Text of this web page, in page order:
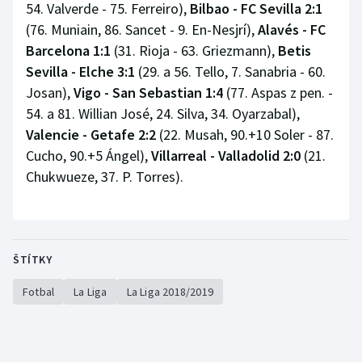
54. Valverde - 75. Ferreiro), Bilbao - FC Sevilla 2:1
(76. Muniain, 86. Sancet - 9. En-Nesjrí),Alavés - FC
Barcelona 1:1 (31. Rioja - 63. Griezmann), Betis
Sevilla - Elche 3:1 (29. a 56. Tello, 7. Sanabria - 60.
Josan),Vigo - San Sebastian 1:4 (77. Aspas z pen. -
54. a 81. Willian José, 24. Silva, 34. Oyarzabal),
Valencie - Getafe 2:2 (22. Musah, 90.+10 Soler - 87.
Cucho, 90.+5 Ángel),Villarreal - Valladolid 2:0 (21.
Chukwueze, 37. P. Torres).
ŠTÍTKY
Fotbal La Liga La Liga 2018/2019